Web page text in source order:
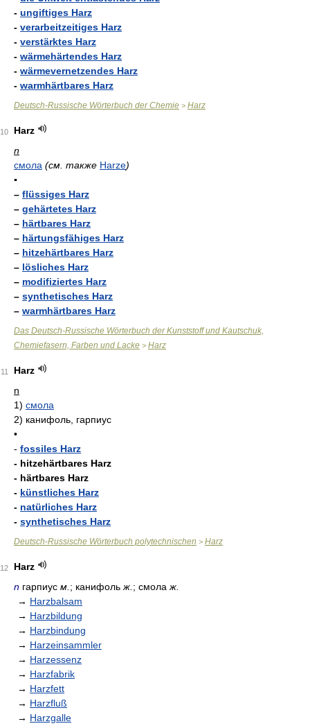
- ungiftiges Harz
- verarbeitzeitiges Harz
- verstärktes Harz
- wärmehärtendes Harz
- wärmevernetzendes Harz
- warmhärtbares Harz
Deutsch-Russische Wörterbuch der Chemie > Harz
10
Harz
n
смола (см. также Harze)
▪
– flüssiges Harz
– gehärtetes Harz
– härtbares Harz
– härtungsfähiges Harz
– hitzehärtbares Harz
– lösliches Harz
– modifiziertes Harz
– synthetisches Harz
– warmhärtbares Harz
Das Deutsch-Russische Wörterbuch der Kunststoff und Kautschuk,
Chemiefasern, Farben und Lacke > Harz
11
Harz
n
1) смола
2) канифоль, гарпиус
•
- fossiles Harz
- hitzehärtbares Harz
- härtbares Harz
- künstliches Harz
- natürliches Harz
- synthetisches Harz
Deutsch-Russische Wörterbuch polytechnischen > Harz
12
Harz
n гарпиус м. ; канифоль ж. ; смола ж.
→ Harzbalsam
→ Harzbildung
→ Harzbindung
→ Harzeinsammler
→ Harzessenz
→ Harzfabrik
→ Harzfett
→ Harzfluß
→ Harzgalle